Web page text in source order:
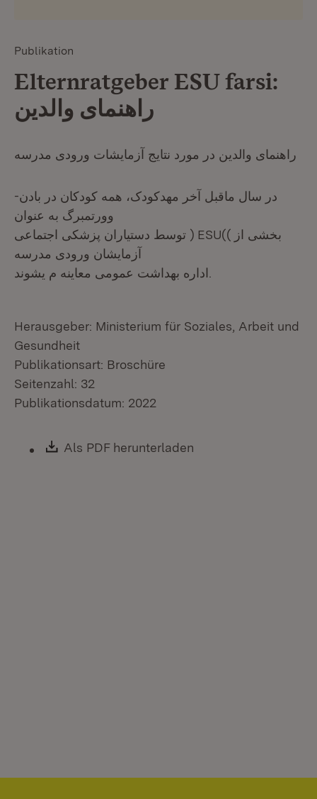
Publikation
Elternratgeber ESU farsi:
راهنمای والدین
راهنمای والدین در مورد نتایج آزمايشات ورودی مدرسه
در سال ماقبل آخر مهدکودک، همه کودکان در بادن-
وورتمبرگ به عنوان
توسط دستیاران پزشکی اجتماعی ) ESU(( بخشی از
آزمایشان ورودی مدرسه
Herausgeber: Ministerium für Soziales, Arbeit und
Gesundheit
Publikationsart: Broschüre
Seitenzahl: 32
Publikationsdatum: 2022
Download:
Als PDF herunterladen